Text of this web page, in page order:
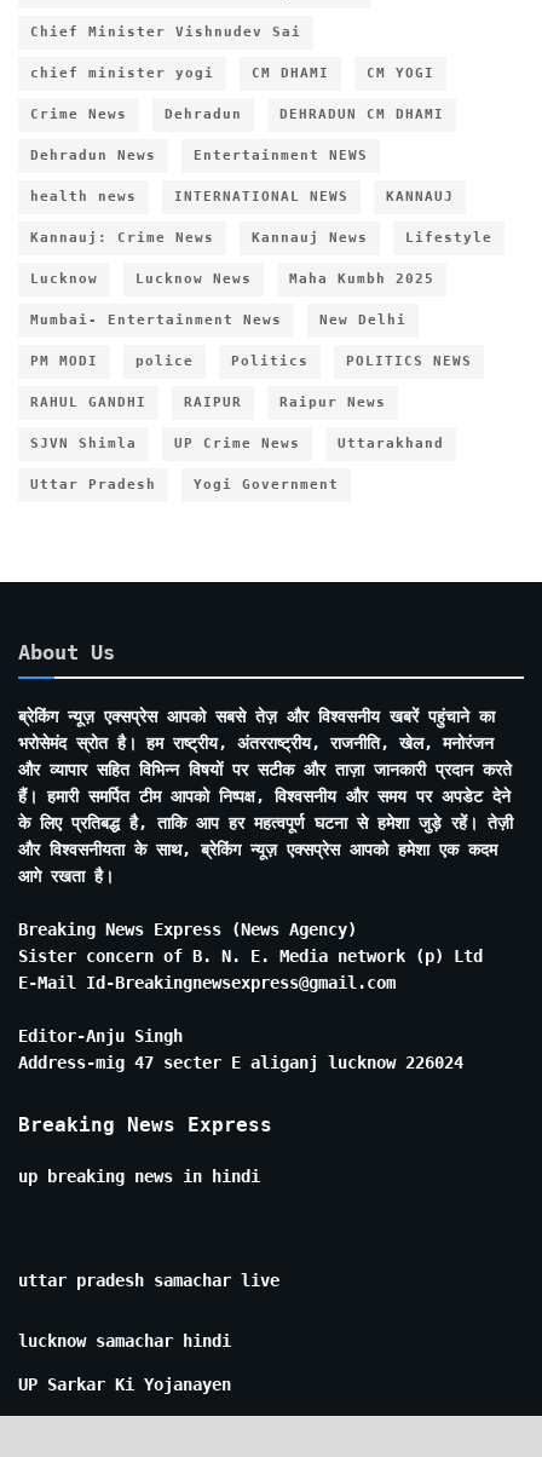
Chief Minister Vishnudev Sai
chief minister yogi CM DHAMI CM YOGI
Crime News Dehradun DEHRADUN CM DHAMI
Dehradun News Entertainment NEWS
health news INTERNATIONAL NEWS KANNAUJ
Kannauj: Crime News Kannauj News Lifestyle
Lucknow Lucknow News Maha Kumbh 2025
Mumbai- Entertainment News New Delhi
PM MODI police Politics POLITICS NEWS
RAHUL GANDHI RAIPUR Raipur News
SJVN Shimla UP Crime News Uttarakhand
Uttar Pradesh Yogi Government
About Us
ब्रेकिंग न्यूज़ एक्सप्रेस आपको सबसे तेज़ और विश्वसनीय खबरें पहुंचाने का
भरोसेमंद स्रोत है। हम राष्ट्रीय, अंतरराष्ट्रीय, राजनीति, खेल, मनोरंजन
और व्यापार सहित विभिन्न विषयों पर सटीक और ताज़ा जानकारी प्रदान करते
हैं। हमारी समर्पित टीम आपको निष्पक्ष, विश्वसनीय और समय पर अपडेट देने
के लिए प्रतिबद्ध है, ताकि आप हर महत्वपूर्ण घटना से हमेशा जुड़े रहें। तेज़ी
और विश्वसनीयता के साथ, ब्रेकिंग न्यूज़ एक्सप्रेस आपको हमेशा एक कदम
आगे रखता है।
Breaking News Express (News Agency)
Sister concern of B. N. E. Media network (p) Ltd
E-Mail Id-Breakingnewsexpress@gmail.com
Editor-Anju Singh
Address-mig 47 secter E aliganj lucknow 226024
Breaking News Express
up breaking news in hindi
uttar pradesh samachar live
lucknow samachar hindi
UP Sarkar Ki Yojanayen